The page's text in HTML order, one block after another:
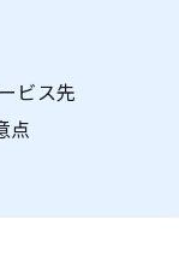
ビス先
点